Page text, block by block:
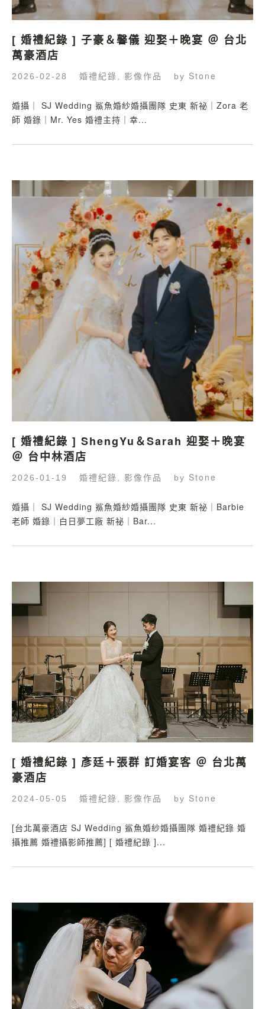
[ 婚禮紀錄 ] 子豪＆馨儀 迎娶＋晚宴 ＠ 台北
萬豪酒店
2026-02-28 婚禮紀錄 影像作品 by Stone
婚攝｜ SJ Wedding 鯊魚婚紗婚攝團隊 史東 新祕｜Zora 老
師 婚錄｜Mr. Yes 婚禮主持｜幸...
[ 婚禮紀錄 ] ShengYu＆Sarah 迎娶＋晚宴
＠ 台中林酒店
2026-01-19 婚禮紀錄 影像作品 by Stone
婚攝｜ SJ Wedding 鯊魚婚紗婚攝團隊 史東 新祕｜Barbie
老師 婚錄｜白日夢工廠 新祕｜Bar...
[ 婚禮紀錄 ] 彥廷＋張群 訂婚宴客 ＠ 台北萬
豪酒店
2024-05-05 婚禮紀錄 影像作品 by Stone
[台北萬豪酒店 SJ Wedding 鯊魚婚紗婚攝團隊 婚禮紀錄 婚
攝推薦 婚禮攝影師推薦] [ 婚禮紀錄 ]...